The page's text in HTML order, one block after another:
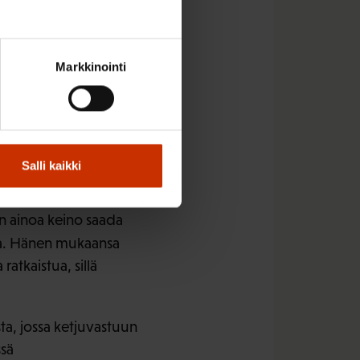
Markkinointi
Salli kaikki
takia emme
telakalta olisi
ainoa keino saada
Hänen mukaansa
sillä
jossa ketjuvastuun